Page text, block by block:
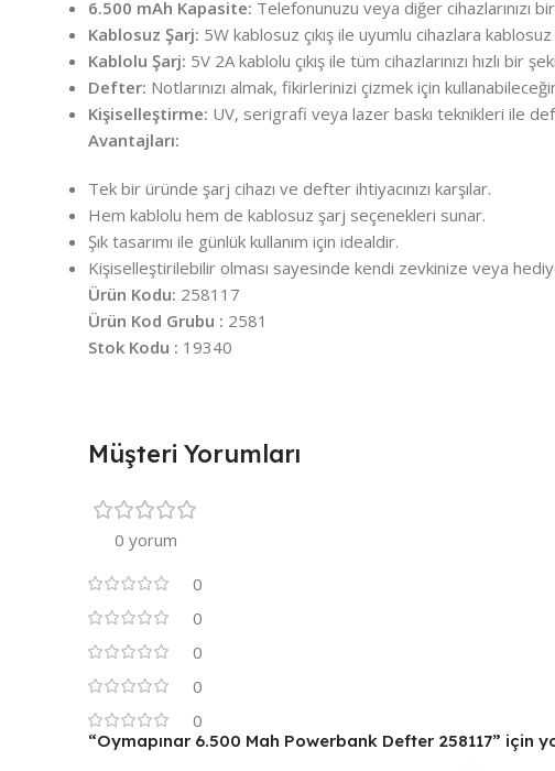
6.500 mAh Kapasite: Telefonunuzu veya diğer cihazlarınızı
Kablosuz Şarj: 5W kablosuz çıkış ile uyumlu cihazlara
Kablolu Şarj: 5V 2A kablolu çıkış ile tüm cihazlarınızı hızlı bir
Defter: Notlarınızı almak, fikirlerinizi çizmek için
Kişiselleştirme: UV, serigrafi veya lazer baskı teknikleri ile
Avantajları:
Tek bir üründe şarj cihazı ve defter ihtiyacınızı karşılar.
Hem kablolu hem de kablosuz şarj seçenekleri sunar.
Şık tasarımı ile günlük kullanım için idealdir.
Kişiselleştirilebilir olması sayesinde kendi zevkinize veya
Ürün Kodu: 258117
Ürün Kod Grubu : 2581
Stok Kodu : 19340
Müşteri Yorumları
0 yorum
0
0
0
0
0
“Oymapınar 6.500 Mah Powerbank Defter 258117” için